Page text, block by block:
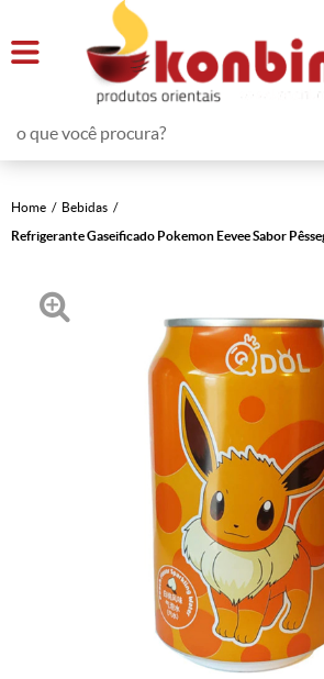
Home
Bebidas
Refrigerante Gaseificado Pokemon Eevee Sabor